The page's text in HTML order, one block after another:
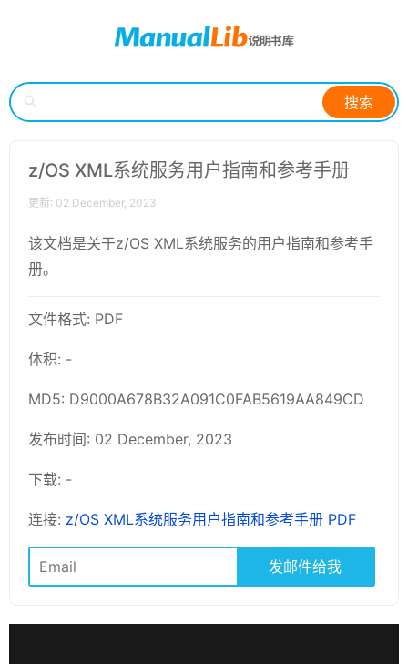
搜索
z/OS XML系统服务用户指南和参考手册
更新: 02 December, 2023
该文档是关于z/OS XML系统服务的用户指南和参考手
册。
文件格式: PDF
体积: -
MD5: D9000A678B32A091C0FAB5619AA849CD
发布时间: 02 December, 2023
下载: -
连接: z/OS XML系统服务用户指南和参考手册 PDF
发邮件给我